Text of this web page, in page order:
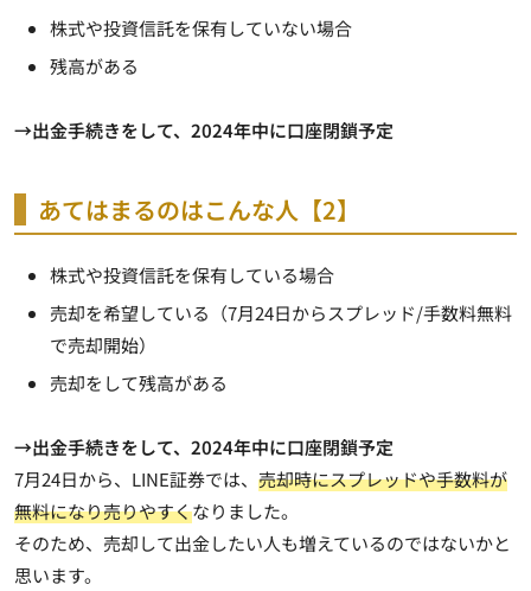
株式や投資信託を保有していない場合
残高がある
→出金手続きをして、2024年中に口座閉鎖予定
あてはまるのはこんな人【2】
株式や投資信託を保有している場合
売却を希望している（7月24日からスプレッド/手数料無料
で売却開始）
売却をして残高がある
→出金手続きをして、2024年中に口座閉鎖予定
7月24日から、LINE証券では、 売却時にスプレッドや手数料が
無料になり売りやすくなりました。
そのため、売却して出金したい人も増えているのではないかと
思います。